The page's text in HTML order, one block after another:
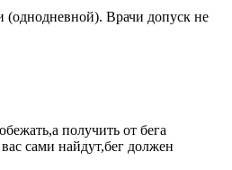
(однодневной). Врачи допуск не
получить от бега
сами найдут,бег должен